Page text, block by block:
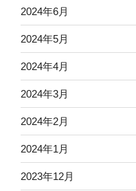
2024年6月
2024年5月
2024年4月
2024年3月
2024年2月
2024年1月
2023年12月